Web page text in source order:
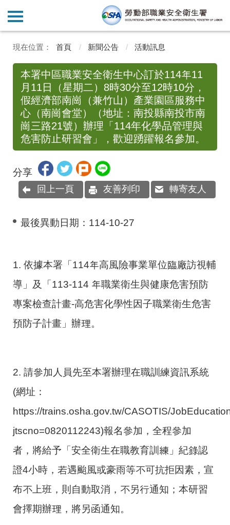
首頁 新聞公告 活動訊息
本署中區職業安全衛生中心訂於114年11
月11日（星期二）8時30分至12時10分，
假經濟部南崗（兼竹山）產業園區服務中
心（南崗會堂）（地址：南投縣南投市南
崗三路21號）辦理「114年化學品管理與
危害防止研習會」，歡迎踴躍報名參加。
分享
回上一頁 友善列印 轉寄友人
最後異動日期： 114-10-27
1. 依據本署「114年高風險事業單位臨廠訪視輔
導」及「113-114 年職業衛生與健康危害預防
專案檢查計畫-高危害化學性因子職業衛生危害
預防子計畫」辦理。
2. 請參加人員先至本署辦理在職訓練資訊系統
(網址：
https://trains.osha.gov.tw/CASOTIS/
jtscno=0820112243)報名參加，全程參加
者，將給予「安全衛生在職教育訓練」紀錄認
證4小時，若遇颱風或豪雨等不可抗拒因素，宣
布不上班，則自動取消，不另行通知；本研習
會擇期辦理，將另函通知。